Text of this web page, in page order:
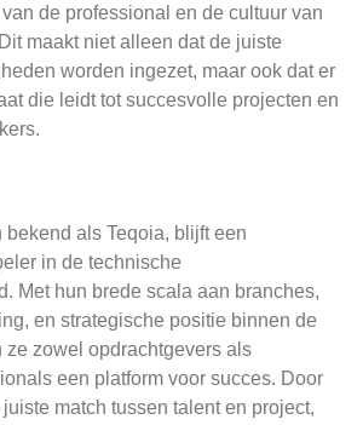
de professional en de cultuur van
maakt niet alleen dat de juiste
worden ingezet, maar ook dat er
die leidt tot succesvolle projecten en
bekend als Teqoia, blijft een
in de technische
Met hun brede scala aan branches,
en strategische positie binnen de
ze zowel opdrachtgevers als
een platform voor succes. Door
match tussen talent en project,